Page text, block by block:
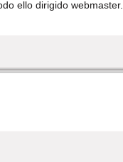
ello dirigido webmaster.